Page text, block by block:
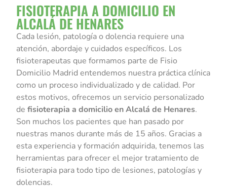
FISIOTERAPIA A DOMICILIO EN
ALCALÁ DE HENARES
Cada lesión, patología o dolencia requiere una
atención, abordaje y cuidados específicos. Los
fisioterapeutas que formamos parte de Fisio
Domicilio Madrid entendemos nuestra práctica clínica
como un proceso individualizado y de calidad. Por
estos motivos, ofrecemos un servicio personalizado
defisioterapia a domicilio en Alcalá de Henares.
Son muchos los pacientes que han pasado por
nuestras manos durante más de 15 años. Gracias a
esta experiencia y formación adquirida, tenemos las
herramientas para ofrecer el mejor tratamiento de
fisioterapia para todo tipo de lesiones, patologías y
dolencias.